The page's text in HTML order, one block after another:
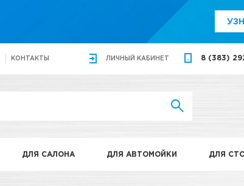
КОНТАКТЫ ЛИЧНЫЙ КАБИНЕТ 8 (383)
ДЛЯ САЛОНА ДЛЯ АВТОМОЙКИ ДЛЯ